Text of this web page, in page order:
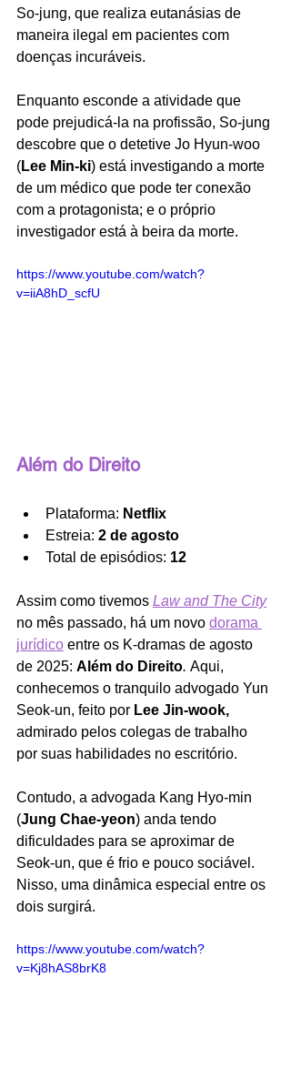
So-jung, que realiza eutanásias de
maneira ilegal em pacientes com
doenças incuráveis.
Enquanto esconde a atividade que
pode prejudicá-la na profissão, So-jung
descobre que o detetive Jo Hyun-woo
(Lee Min-ki) está investigando a morte
de um médico que pode ter conexão
com a protagonista; e o próprio
investigador está à beira da morte.
https://www.youtube.com/watch?
v=iiA8hD_scfU
Além do Direito
Plataforma: Netflix
Estreia: 2 de agosto
Total de episódios: 12
Assim como tivemos Law and The City
no mês passado, há um novo dorama
jurídico entre os K-dramas de agosto
de 2025: Além do Direito. Aqui,
conhecemos o tranquilo advogado Yun
Seok-un, feito por Lee Jin-wook,
admirado pelos colegas de trabalho
por suas habilidades no escritório.
Contudo, a advogada Kang Hyo-min
(Jung Chae-yeon) anda tendo
dificuldades para se aproximar de
Seok-un, que é frio e pouco sociável.
Nisso, uma dinâmica especial entre os
dois surgirá.
https://www.youtube.com/watch?
v=Kj8hAS8brK8